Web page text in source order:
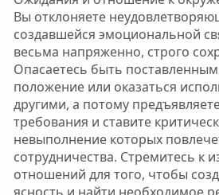
Вы отклоняете
создавшейся эмоциональной
весьма напряженно, строго
Опасаетесь быть
положение или оказаться
другими, а потому
требования и ставите
невыполнение которых
сотрудничества. Стремитесь к
отношений для того, чтобы